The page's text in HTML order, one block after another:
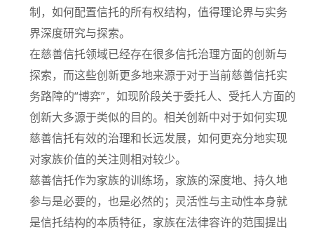
制，如何配置信托的所有权结构，值得理论界与实务
界深度研究与探索。
在慈善信托领域已经存在很多信托治理方面的创新与
探索，而这些创新更多地来源于对于当前慈善信托实
务路障的“博弈”，如现阶段关于委托人、受托人方面的
创新大多源于类似的目的。相关创新中对于如何实现
慈善信托有效的治理和长远发展，如何更充分地实现
对家族价值的关注则相对较少。
慈善信托作为家族的训练场，家族的深度地、持久地
参与是必要的，也是必然的；灵活性与主动性本身就
是信托结构的本质特征，家族在法律容许的范围提出